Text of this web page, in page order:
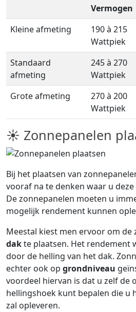
Vermogen
Kleine afmeting
190 à 215
Wattpiek
Standaard
afmeting
245 à 270
Wattpiek
Grote afmeting
270 à 200
Wattpiek
☀ Zonnepanelen
Bij het plaatsen van
vooraf na te denken waar u
De zonnepanelen moeten u
mogelijk rendement kunnen
Meestal kiest men ervoor om de
dakte plaatsen. Het rendement
door de helling van het dak.
echter ook op grondniveau
voordeel hiervan is dat u zelf de
hellingshoek kunt bepalen die u
zal opleveren.